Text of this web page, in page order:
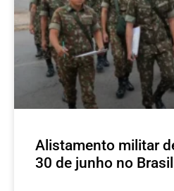
Alistamento militar
30 de junho no Brasil